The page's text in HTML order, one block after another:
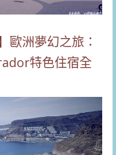
歐洲夢幻之旅：
特色住宿全